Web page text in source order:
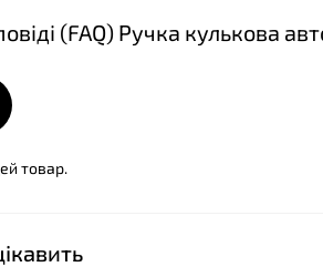
(FAQ) Ручка кулькова
товар.